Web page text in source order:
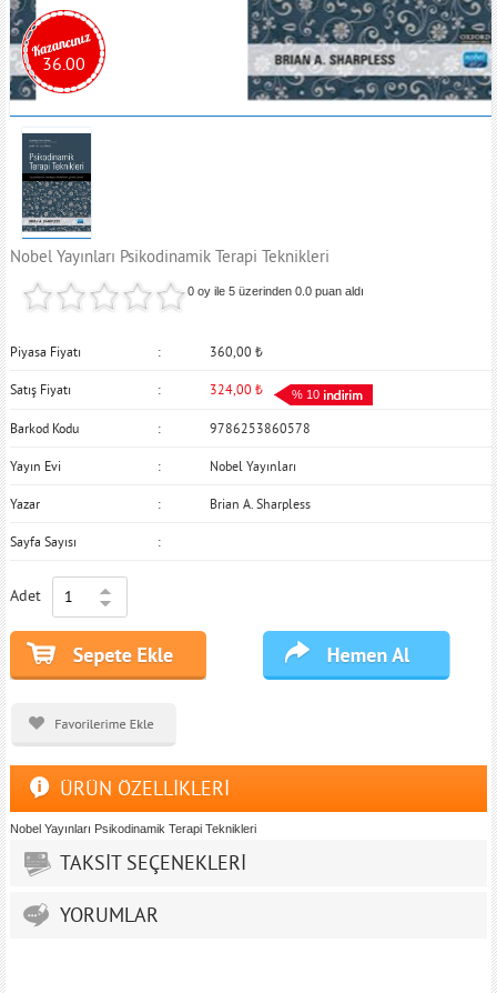
36.00
Nobel Yayınları Psikodinamik Terapi Teknikleri
0 oy ile 5 üzerinden0.0 puan aldı
Piyasa Fiyatı 360,00 ₺
Satış Fiyatı 324,00 ₺ % 10
Barkod Kodu 9786253860578
Yayın Evi Nobel Yayınları
Yazar Brian A. Sharpless
Sayfa Sayısı
Adet
ÜRÜN ÖZELLİKLERİ
Nobel Yayınları Psikodinamik Terapi Teknikleri
TAKSİT SEÇENEKLERİ
YORUMLAR